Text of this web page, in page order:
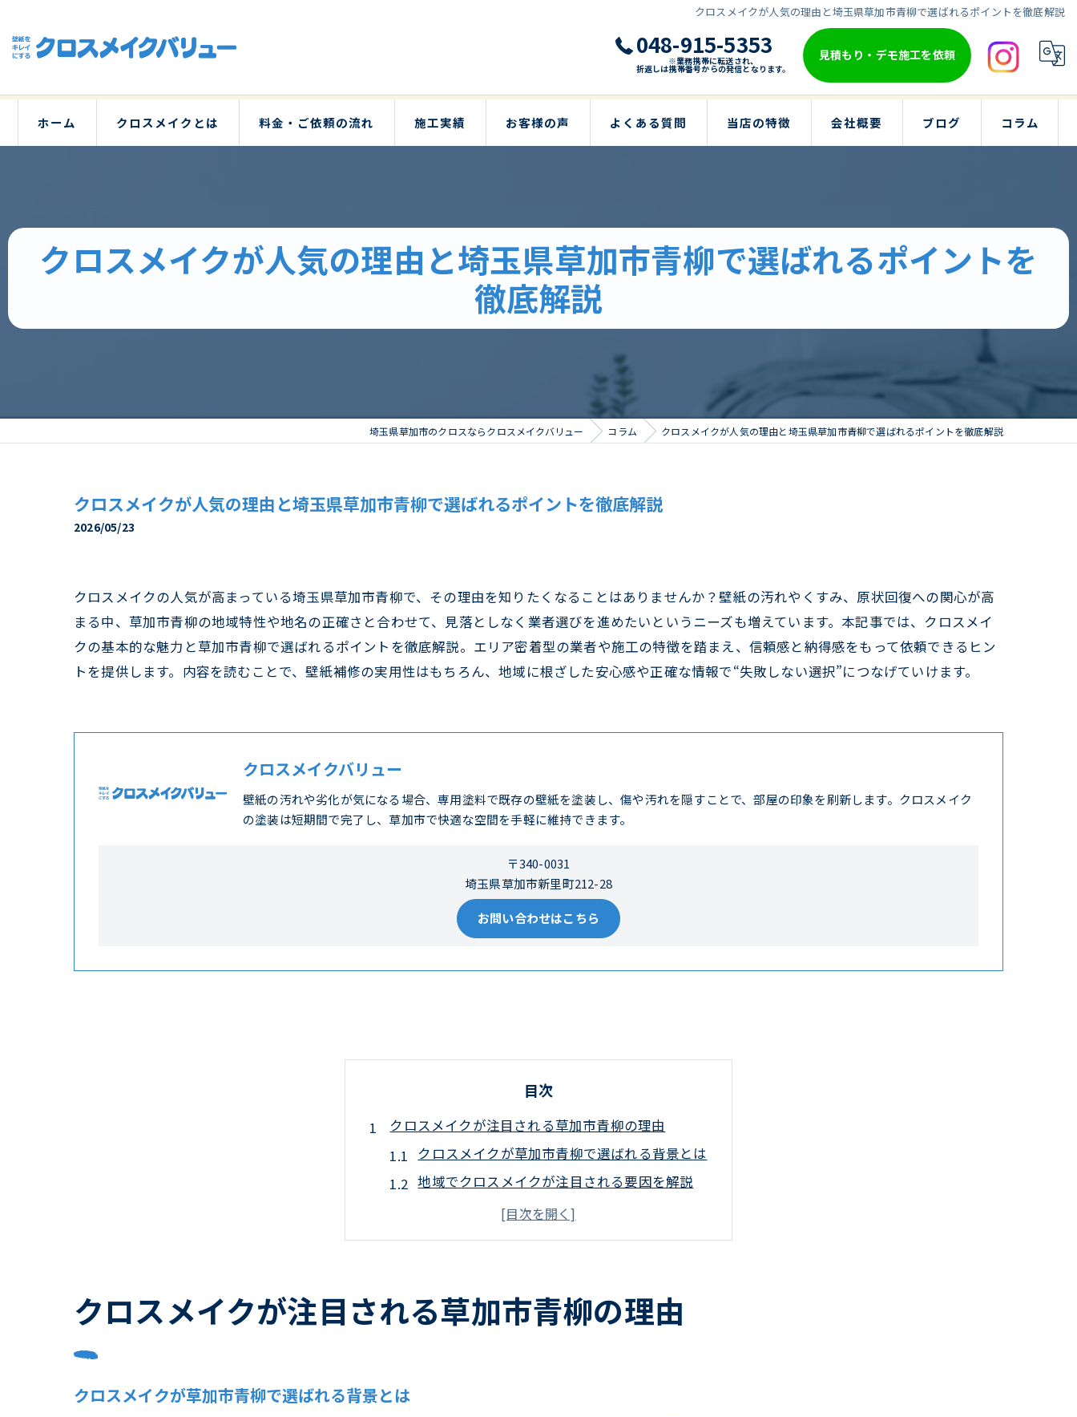
クロスメイクが人気の理由と埼玉県草加市青柳で選ばれるポイントを徹底解説
048-915-5353
※業務携帯に転送され、
折返しは携帯番号からの発信となります。
見積もり・デモ施工を依頼
ホーム クロスメイクとは 料金・ご依頼の流れ 施工実績 お客様の声 よくある質問 当店の特徴
戸建て
寝室
会社概要 ブログ コラム
クロスメイクが人気の理由と埼玉県草加市青柳で選ばれるポイントを
徹底解説
埼玉県草加市のクロスならクロスメイクバリュー コラム クロスメイクが人気の理由と埼玉県草加市青柳で選ばれるポイントを徹底解説
クロスメイクが人気の理由と埼玉県草加市青柳で選ばれるポイントを徹底解説
2026/05/23
クロスメイクの人気が高まっている埼玉県草加市青柳で、その理由を知りたくなることはありませんか？壁紙の汚れやくすみ、原状回復への関心が高
まる中、草加市青柳の地域特性や地名の正確さと合わせて、見落としなく業者選びを進めたいというニーズも増えています。本記事では、クロスメイ
クの基本的な魅力と草加市青柳で選ばれるポイントを徹底解説。エリア密着型の業者や施工の特徴を踏まえ、信頼感と納得感をもって依頼できるヒン
トを提供します。内容を読むことで、壁紙補修の実用性はもちろん、地域に根ざした安心感や正確な情報で“失敗しない選択”につなげていけます。
クロスメイクバリュー
壁紙の汚れや劣化が気になる場合、専用塗料で既存の壁紙を塗装し、傷や汚れを隠すことで、部屋の印象を刷新します。クロスメイク
の塗装は短期間で完了し、草加市で快適な空間を手軽に維持できます。
〒340-0031
埼玉県草加市新里町212-28
お問い合わせはこちら
目次
クロスメイクが注目される草加市青柳の理由
クロスメイクが草加市青柳で選ばれる背景とは
地域でクロスメイクが注目される要因を解説
草加市青柳におけるクロスメイク需要の特徴
クロスメイク利用者が増える草加市青柳の傾向
壁紙補修にはクロスメイクが選ばれるわけ
壁紙補修でクロスメイクが好まれる理由
クロスメイクが注目される草加市青柳の理由
クロスメイクが草加市青柳で選ばれる背景とは